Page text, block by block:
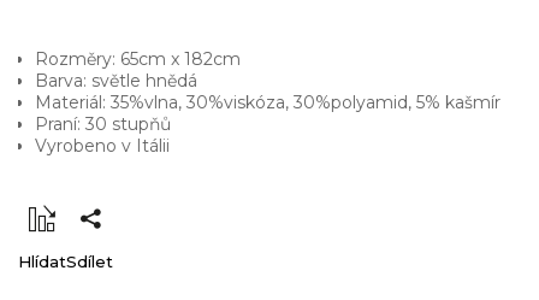
Rozměry: 65cm x 182cm
Barva: světle hnědá
Materiál: 35%vlna, 30%viskóza, 30%polyamid, 5% kašmír
Praní: 30 stupňů
Vyrobeno v Itálii
HlídatSdílet